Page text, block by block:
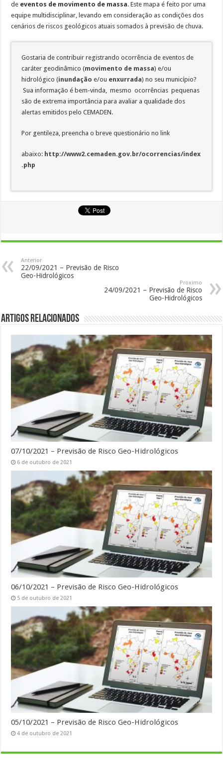
de eventos de movimento de massa. Este mapa é feito por uma
equipe multidisciplinar, levando em consideração as condições dos
cenários de riscos geológicos atuais somados à previsão de chuva.
Gostaria de contribuir registrando ocorrência de eventos de
caráter geodinâmico (movimento de massa) e/ou
hidrológico (inundaçãoe/ou enxurrada) no seu município?
Sua informação é bem-vinda, mesmo ocorrências pequenas
são de extrema importância para avaliar a qualidade dos
alertas emitidos pelo CEMADEN.
Por gentileza, preencha o breve questionário no link
abaixo: http://www2.cemaden.gov.br/ocorrencias/index
.php
Anterior
22/09/2021 – Previsão de Risco
Geo-Hidrológicos
Proximo
24/09/2021 – Previsão de Risco
Geo-Hidrológicos
Artigos Relacionados
07/10/2021 – Previsão de Risco Geo-Hidrológicos
6 de outubro de 2021
06/10/2021 – Previsão de Risco Geo-Hidrológicos
5 de outubro de 2021
05/10/2021 – Previsão de Risco Geo-Hidrológicos
4 de outubro de 2021